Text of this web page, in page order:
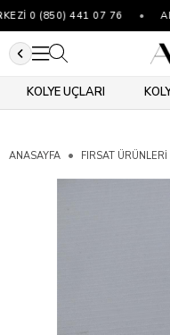
0 (850) 441 07 76
KOLYE UÇLARI
ANASAYFA FIRSAT ÜRÜNLERİ